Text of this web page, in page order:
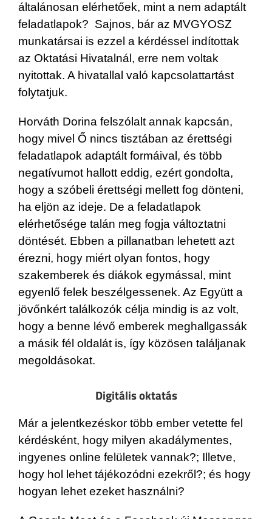
általánosan elérhetőek, mint a nem adaptált
feladatlapok? Sajnos, bár az MVGYOSZ
munkatársai is ezzel a kérdéssel indítottak
az Oktatási Hivatalnál, erre nem voltak
nyitottak. A hivatallal való kapcsolattartást
folytatjuk.
Horváth Dorina felszólalt annak kapcsán,
hogy mivel Ő nincs tisztában az érettségi
feladatlapok adaptált formáival, és több
negatívumot hallott eddig, ezért gondolta,
hogy a szóbeli érettségi mellett fog dönteni,
ha eljön az ideje. De a feladatlapok
elérhetősége talán meg fogja változtatni
döntését. Ebben a pillanatban lehetett azt
érezni, hogy miért olyan fontos, hogy
szakemberek és diákok egymással, mint
egyenlő felek beszélgessenek. Az Együtt a
jövőnkért találkozók célja mindig is az volt,
hogy a benne lévő emberek meghallgassák
a másik fél oldalát is, így közösen találjanak
megoldásokat.
Digitális oktatás
Már a jelentkezéskor több ember vetette fel
kérdésként, hogy milyen akadálymentes,
ingyenes online felületek vannak?; Illetve,
hogy hol lehet tájékozódni ezekről?; és hogy
hogyan lehet ezeket használni?